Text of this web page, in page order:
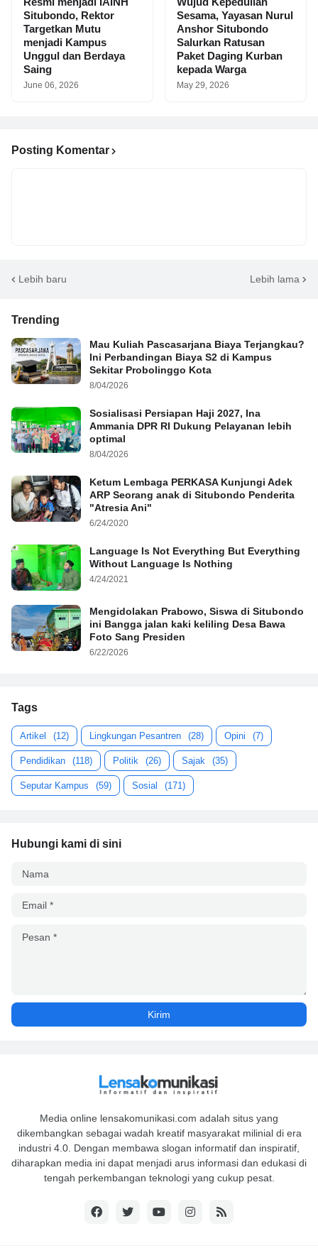
Situbondo, Rektor
Targetkan Mutu
menjadi Kampus
Unggul dan Berdaya
Saing
June 06, 2026
Sesama, Yayasan Nurul
Anshor Situbondo
Salurkan Ratusan
Paket Daging Kurban
kepada Warga
May 29, 2026
Posting Komentar
Lebih baru Lebih lama
Trending
Mau Kuliah Pascasarjana Biaya Terjangkau?
Ini Perbandingan Biaya S2 di Kampus
Sekitar Probolinggo Kota
8/04/2026
Sosialisasi Persiapan Haji 2027, Ina
Ammania DPR RI Dukung Pelayanan lebih
optimal
8/04/2026
Ketum Lembaga PERKASA Kunjungi Adek
ARP Seorang anak di Situbondo Penderita
"Atresia Ani"
6/24/2020
Language Is Not Everything But Everything
Without Language Is Nothing
4/24/2021
Mengidolakan Prabowo, Siswa di Situbondo
ini Bangga jalan kaki keliling Desa Bawa
Foto Sang Presiden
6/22/2026
Tags
Artikel (12) Lingkungan Pesantren (28) Opini (7)
Pendidikan (118) Politik (26) Sajak (35)
Seputar Kampus (59) Sosial (171)
Hubungi kami di sini
Media online lensakomunikasi.com adalah situs yang
dikembangkan sebagai wadah kreatif masyarakat milinial di era
industri 4.0. Dengan membawa slogan informatif dan inspiratif,
diharapkan media ini dapat menjadi arus informasi dan edukasi di
tengah perkembangan teknologi yang cukup pesat.